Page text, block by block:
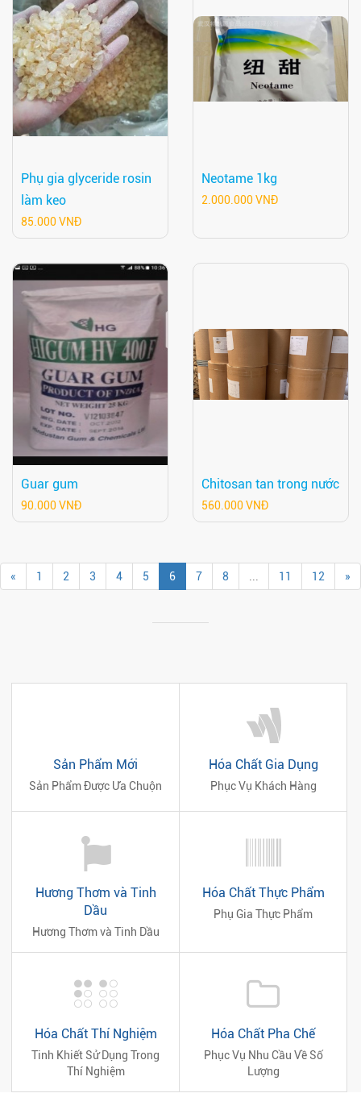
Phụ gia glyceride rosin
làm keo
85.000 VNĐ
Neotame 1kg
2.000.000 VNĐ
Guar gum
90.000 VNĐ
Chitosan tan trong nước
560.000 VNĐ
« 1 2 3 4 5 6 7 8 11 12 »
Sản Phẩm Mới
Sản Phẩm Được Ưa Chuộn
Hóa Chất Gia Dụng
Phục Vụ Khách Hàng
Hương Thơm và Tinh
Dầu
Hương Thơm và Tinh Dầu
Hóa Chất Thực Phẩm
Phụ Gia Thực Phẩm
Hóa Chất Thí Nghiệm
Tinh Khiết Sử Dụng Trong
Thí Nghiệm
Hóa Chất Pha Chế
Phục Vụ Nhu Cầu Về Số
Lượng